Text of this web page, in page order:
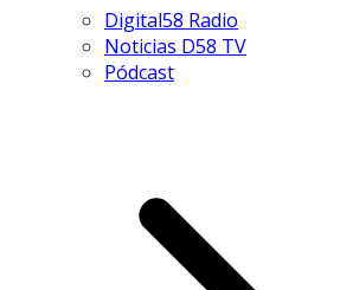
Digital58 Radio
Noticias D58 TV
Pódcast